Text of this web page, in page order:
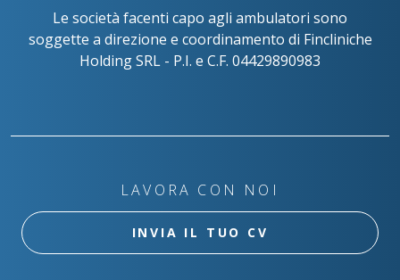
Le società facenti capo agli ambulatori sono
soggette a direzione e coordinamento di Fincliniche
Holding SRL - P.I. e C.F. 04429890983
LAVORA CON NOI
INVIA IL TUO CV